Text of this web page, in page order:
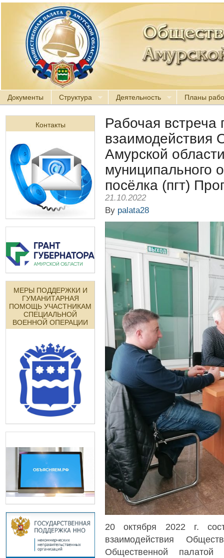
Документы Структура Деятельность Планы
Контакты
МЕРЫ ПОДДЕРЖКИ И
ГУМАНИТАРНАЯ
ПОМОЩЬ УЧАСТНИКАМ
СПЕЦИАЛЬНОЙ
ВОЕННОЙ ОПЕРАЦИИ
Рабочая встреча
взаимодействия
Амурской
муниципального
посёлка (пгт)
21.10.2022
By palata28
20 октября 2022 г.
взаимодействия
Общественной палатой